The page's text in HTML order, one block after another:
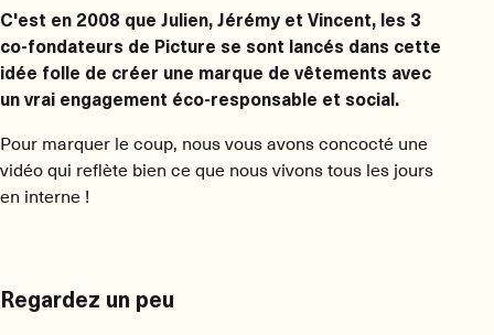
C'est en 2008 que Julien, Jérémy et Vincent, les 3
co-fondateurs de Picture se sont lancés dans cette
idée folle de créer une marque de vêtements avec
un vrai engagement éco-responsable et social.
Pour marquer le coup, nous vous avons concocté une
vidéo qui reflète bien ce que nous vivons tous les jours
en interne !
Regardez un peu